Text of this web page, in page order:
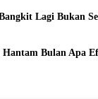
Lagi Bukan
Hantam Bulan Apa